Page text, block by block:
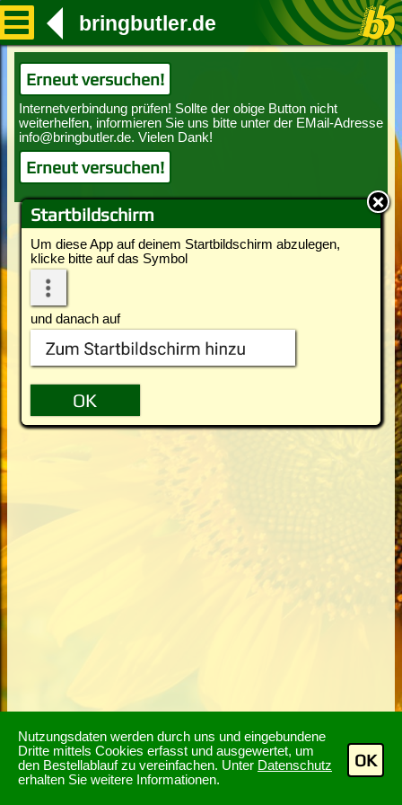
Nutzungsdaten werden durch uns und eingebundene
Dritte mittels Cookies erfasst und ausgewertet, um
den Bestellablauf zu vereinfachen. Unter Datenschutz
erhalten Sie weitere Informationen.
OK
Startbildschirm
Um diese App auf deinem Startbildschirm abzulegen,
klicke bitte auf das Symbol
und danach auf
bringbutler.de
Erneut versuchen!
Erneut versuchen!